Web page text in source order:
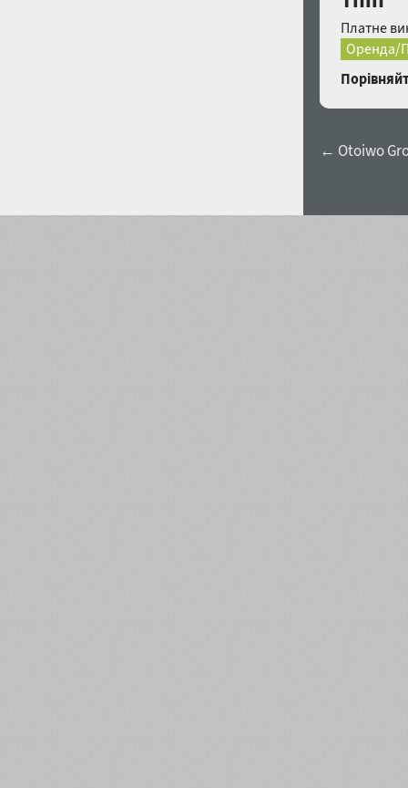
Платне
Оренда/
← Otoiwo